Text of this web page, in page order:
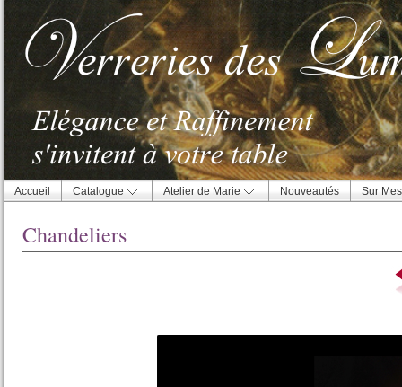
Accueil Catalogue Atelier de Marie Nouveautés Sur
Chandeliers